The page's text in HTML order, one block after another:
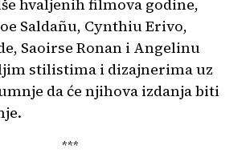
hvaljenih filmova godine,
Saldañu, Cynthiu Erivo,
Saoirse Ronan i Angelinu
stilistima i dizajnerima uz
da će njihova izdanja biti
***